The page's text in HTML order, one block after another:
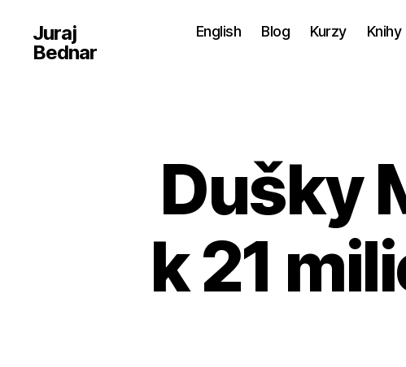
Juraj
Bednar
English Blog Kurzy Knihy
Dušky
k 21